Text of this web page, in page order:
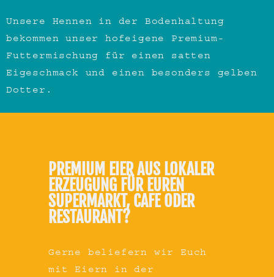
Unsere Hennen in der Bodenhaltung
bekommen unser hofeigene Premium-
Futtermischung für einen satten
Eigeschmack und einen besonders gelben
Dotter.
PREMIUM EIER AUS LOKALER
ERZEUGUNG FÜR EUREN
SUPERMARKT, CAFE ODER
RESTAURANT?
Gerne beliefern wir Euch
mit Eiern in der